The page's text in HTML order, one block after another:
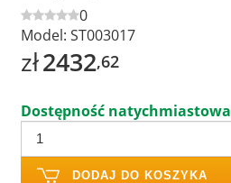
0
Model: ST003017
zł2432,62
Dostępność natychmiastowa
DODAJ DO KOSZYKA